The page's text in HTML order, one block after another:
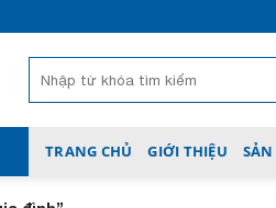
for:
TRANG CHỦ GIỚI THIỆU